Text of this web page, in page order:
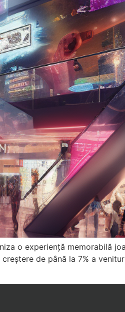
o experiență memorabilă
de până la 7% a